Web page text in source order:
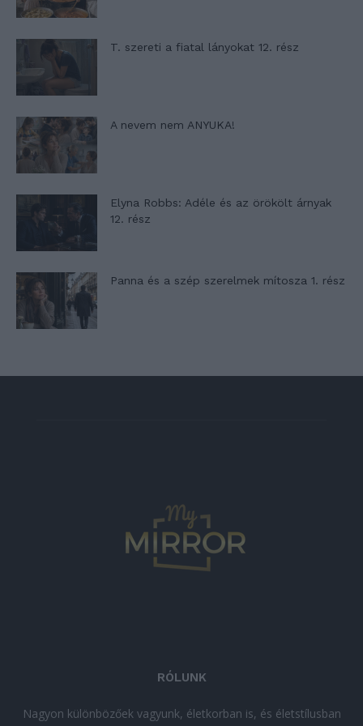
T. szereti a fiatal lányokat 12. rész
A nevem nem ANYUKA!
Elyna Robbs: Adéle és az örökölt árnyak
12. rész
Panna és a szép szerelmek mítosza 1. rész
RÓLUNK
Nagyon különbözőek vagyunk, életkorban is, és életstílusban